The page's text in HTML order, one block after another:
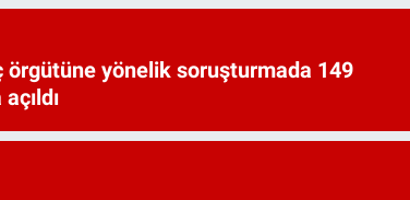
örgütüne yönelik soruşturmada 149